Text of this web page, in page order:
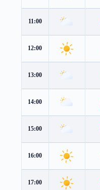
11:00
12:00
13:00
14:00
15:00
16:00
17:00